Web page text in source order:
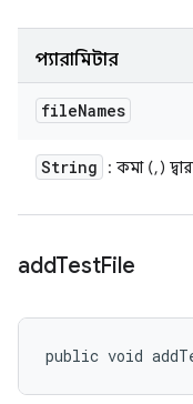
প্যারামিটার
fileNames
String : কমা (,)
addTestFile
public void